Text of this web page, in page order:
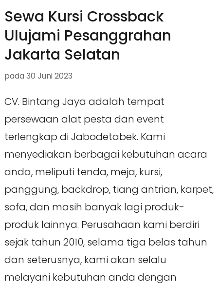
Sewa Kursi Crossback
Ulujami Pesanggrahan
Jakarta Selatan
pada 30 Juni 2023
CV. Bintang Jaya adalah tempat
persewaan alat pesta dan event
terlengkap di Jabodetabek. Kami
menyediakan berbagai kebutuhan acara
anda, meliputi tenda, meja, kursi,
panggung, backdrop, tiang antrian, karpet,
sofa, dan masih banyak lagi produk-
produk lainnya. Perusahaan kami berdiri
sejak tahun 2010, selama tiga belas tahun
dan seterusnya, kami akan selalu
melayani kebutuhan anda dengan